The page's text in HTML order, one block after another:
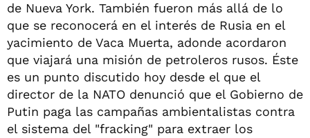
de Nueva York. También fueron más allá de lo
que se reconocerá en el interés de Rusia en el
yacimiento de Vaca Muerta, adonde acordaron
que viajará una misión de petroleros rusos. Éste
es un punto discutido hoy desde el que el
director de la NATO denunció que el Gobierno de
Putin paga las campañas ambientalistas contra
el sistema del "fracking" para extraer los